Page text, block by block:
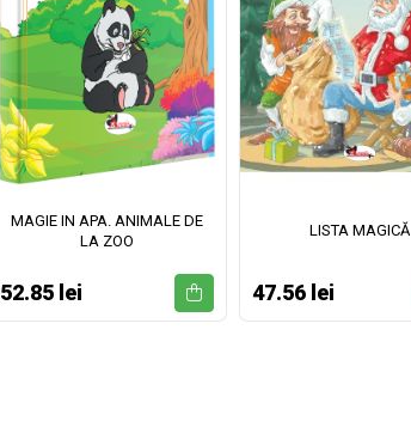
MAGIE IN APA. ANIMALE DE
LA ZOO
52.85 lei
LISTA MAGICĂ
47.56 lei